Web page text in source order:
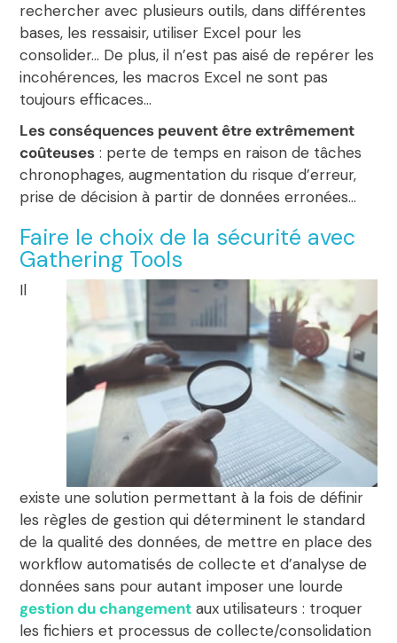
rechercher avec plusieurs outils, dans différentes
bases, les ressaisir, utiliser Excel pour les
consolider… De plus, il n’est pas aisé de repérer les
incohérences, les macros Excel ne sont pas
toujours efficaces…
Les conséquences peuvent être extrêmement
coûteuses : perte de temps en raison de tâches
chronophages, augmentation du risque d’erreur,
prise de décision à partir de données erronées…
Faire le choix de la sécurité avec
Gathering Tools
Il
existe une solution permettant à la fois de définir
les règles de gestion qui déterminent le standard
de la qualité des données, de mettre en place des
workflow automatisés de collecte et d’analyse de
données sans pour autant imposer une lourde
gestion du changement aux utilisateurs : troquer
les fichiers et processus de collecte/consolidation